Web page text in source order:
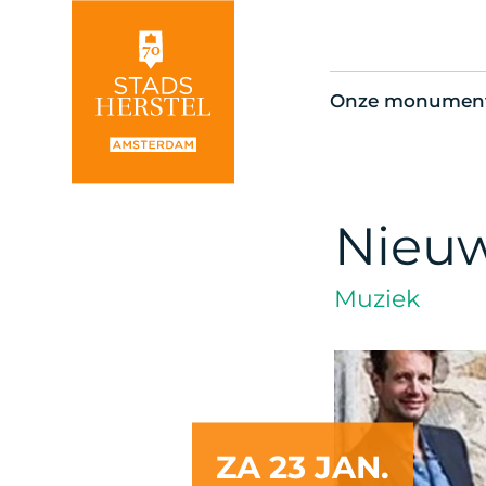
Onze
Thema’s
Muziek
ZA 23 JAN.